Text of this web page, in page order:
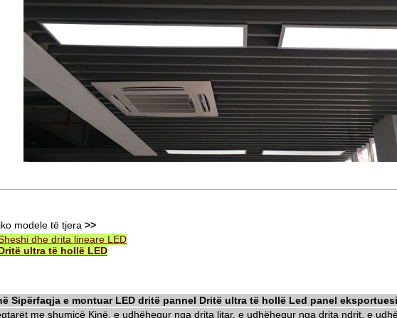
modele të tjera >>
dhe drita lineare LED
ultra të hollë LED
Sipërfaqja e montuar LED dritë pannel Dritë ultra të hollë Led panel
me shumicë Kinë, e udhëhequr nga drita litar, e udhëhequr nga drita ndrit, e